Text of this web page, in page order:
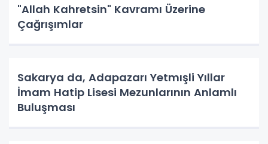
"Allah Kahretsin" Kavramı Üzerine
Çağrışımlar
Sakarya da, Adapazarı Yetmışli Yıllar
İmam Hatip Lisesi Mezunlarının Anlamlı
Buluşması